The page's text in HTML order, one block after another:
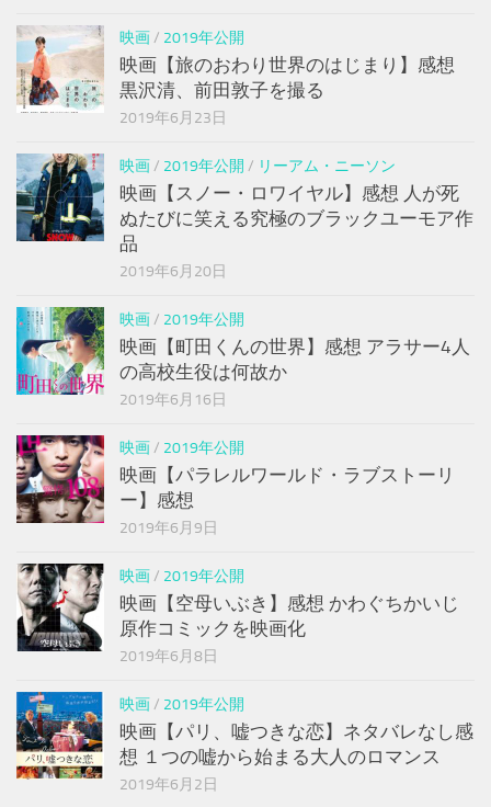
映画/ 2019年公開
映画【旅のおわり世界のはじまり】感想
黒沢清、前田敦子を撮る
2019年6月23日
映画/ 2019年公開 / リーアム・ニーソン
映画【スノー・ロワイヤル】感想 人が死
ぬたびに笑える究極のブラックユーモア作
品
2019年6月20日
映画/ 2019年公開
映画【町田くんの世界】感想 アラサー4人
の高校生役は何故か
2019年6月16日
映画/ 2019年公開
映画【パラレルワールド・ラブストーリ
ー】感想
2019年6月9日
映画/ 2019年公開
映画【空母いぶき】感想 かわぐちかいじ
原作コミックを映画化
2019年6月8日
映画/ 2019年公開
映画【パリ、嘘つきな恋】ネタバレなし感
想 １つの嘘から始まる大人のロマンス
2019年6月2日